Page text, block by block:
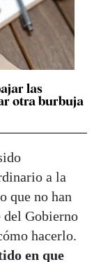
las
otra burbuja
a la
que no han
del Gobierno
hacerlo.
en que